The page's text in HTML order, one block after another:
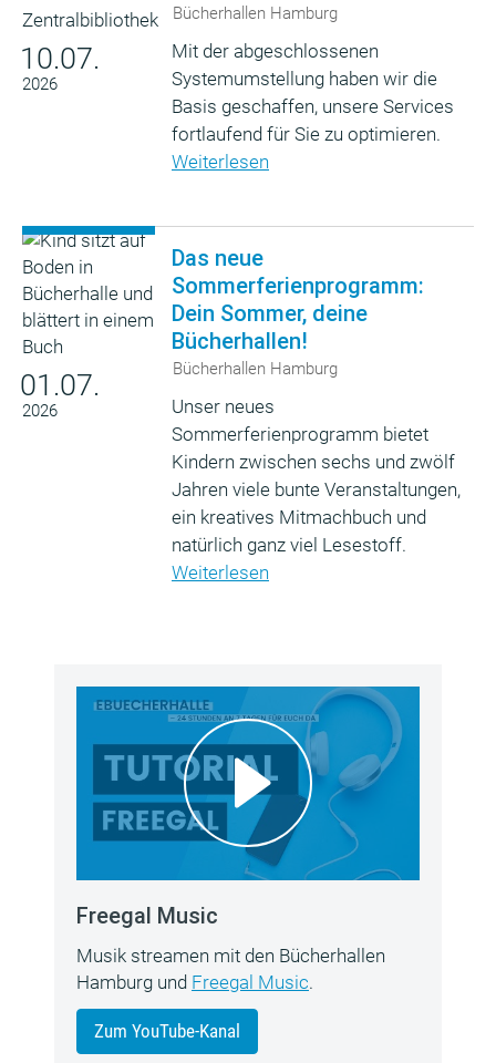
10.07.
2026
Bücherhallen Hamburg
Mit der abgeschlossenen
Systemumstellung haben wir die
Basis geschaffen, unsere Services
fortlaufend für Sie zu optimieren.
Weiterlesen
01.07.
2026
Das neue
Sommerferienprogramm:
Dein Sommer, deine
Bücherhallen!
Bücherhallen Hamburg
Unser neues
Sommerferienprogramm bietet
Kindern zwischen sechs und zwölf
Jahren viele bunte Veranstaltungen,
ein kreatives Mitmachbuch und
natürlich ganz viel Lesestoff.
Weiterlesen
Freegal Music
Musik streamen mit den Bücherhallen
Hamburg und Freegal Music.
Zum YouTube-Kanal